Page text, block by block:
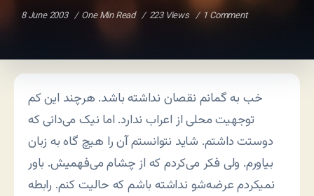
8 June 2003 One Min Read 223 Views 1 Comment
خب به گمانم نقصان نداشته باشد. هرچند این کم
توجهیت محلی از اعراب ندارد. اما نیک می‌دانی که
دوستت داشتم. شاید نتوانستم آن را هیچ گاه به زبان
بیاورم. ولی فکر می‌کردم که از چشام می‌فهمیش. باور
نمیکردم عرضه‌شو نداشته باشم که حالیت کنم. رابطه